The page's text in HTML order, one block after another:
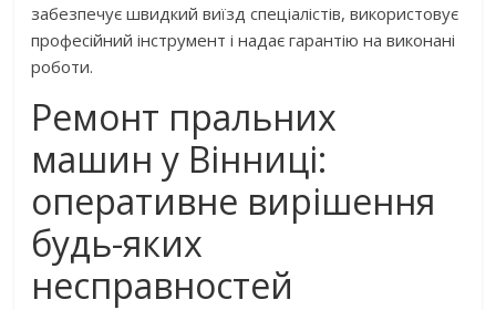
забезпечує швидкий виїзд спеціалістів, використовує
професійний інструмент і надає гарантію на виконані
роботи.
Ремонт пральних
машин у Вінниці:
оперативне вирішення
будь-яких
несправностей